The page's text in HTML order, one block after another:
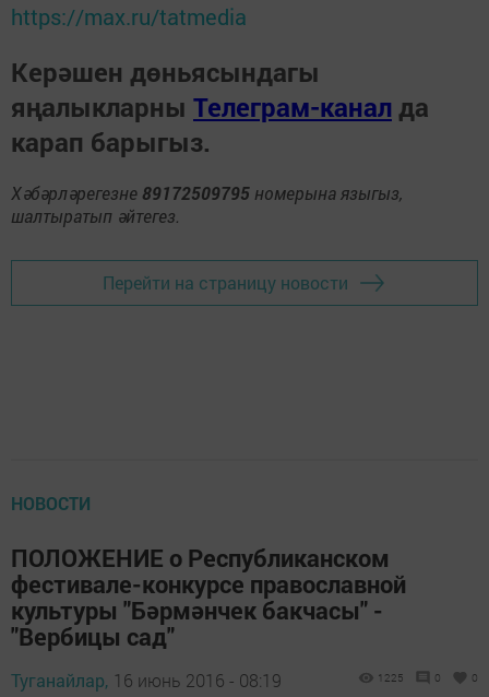
https://max.ru/tatmedia
Керәшен дөньясындагы
яңалыкларны Телеграм-канал да
карап барыгыз.
Хәбәрләрегезне 89172509795 номерына языгыз,
шалтыратып әйтегез.
Перейти на страницу новости
НОВОСТИ
ПОЛОЖЕНИЕ о Республиканском
фестивале-конкурсе православной
культуры "Бәрмәнчек бакчасы" -
"Вербицы сад"
Туганайлар, 16 июнь 2016 - 08:19 1225 0 0